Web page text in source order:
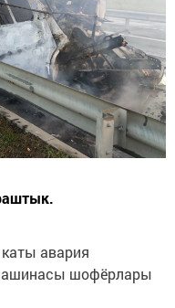
авария
шофёрлары